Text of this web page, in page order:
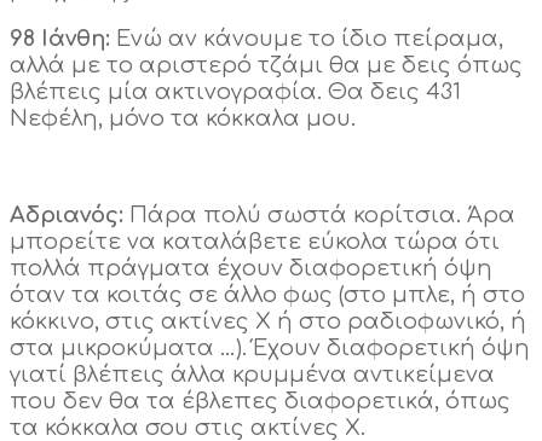
98 Ιάνθη: Ενώ αν κάνουμε το ίδιο πείραμα,
αλλά με το αριστερό τζάμι θα με δεις όπως
βλέπεις μία ακτινογραφία. Θα δεις 431
Νεφέλη, μόνο τα κόκκαλα μου.
Αδριανός: Πάρα πολύ σωστά κορίτσια. Άρα
μπορείτε να καταλάβετε εύκολα τώρα ότι
πολλά πράγματα έχουν διαφορετική όψη
όταν τα κοιτάς σε άλλο φως (στο μπλε, ή στο
κόκκινο, στις ακτίνες Χ ή στο ραδιοφωνικό, ή
στα μικροκύματα …). Έχουν διαφορετική όψη
γιατί βλέπεις άλλα κρυμμένα αντικείμενα
που δεν θα τα έβλεπες διαφορετικά, όπως
τα κόκκαλα σου στις ακτίνες Χ.